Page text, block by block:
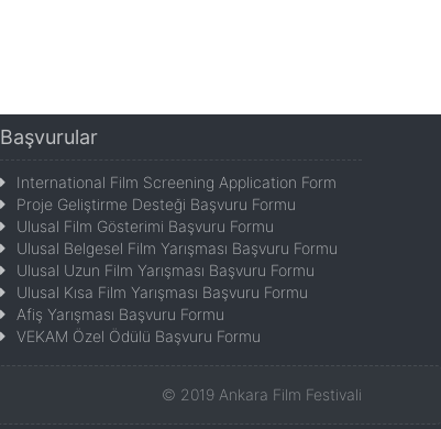
Başvurular
International Film Screening Application Form
Proje Geliştirme Desteği Başvuru Formu
Ulusal Film Gösterimi Başvuru Formu
Ulusal Belgesel Film Yarışması Başvuru Formu
Ulusal Uzun Film Yarışması Başvuru Formu
Ulusal Kısa Film Yarışması Başvuru Formu
Afiş Yarışması Başvuru Formu
VEKAM Özel Ödülü Başvuru Formu
© 2019 Ankara Film Festivali